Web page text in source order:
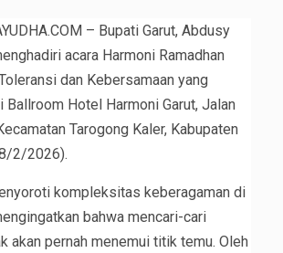
– Bupati Garut, Abdusy
acara Harmoni Ramadhan
dan Kebersamaan yang
Ballroom Hotel Harmoni Garut, Jalan
Tarogong Kaler, Kabupaten
2/2026).
kompleksitas keberagaman di
bahwa mencari-cari
akan pernah menemui titik temu. Oleh